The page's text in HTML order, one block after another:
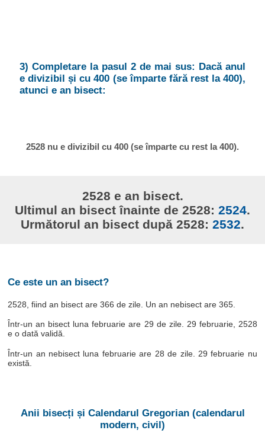
3) Completare la pasul 2 de mai sus: Dacă anul
e divizibil și cu 400 (se împarte fără rest la 400),
atunci e an bisect:
2528 nu e divizibil cu 400 (se împarte cu rest la 400).
2528 e an bisect.
Ultimul an bisect înainte de 2528: 2524.
Următorul an bisect după 2528: 2532.
Ce este un an bisect?
2528, fiind an bisect are 366 de zile. Un an nebisect are 365.
Într-un an bisect luna februarie are 29 de zile. 29 februarie, 2528
e o dată validă.
Într-un an nebisect luna februarie are 28 de zile. 29 februarie nu
există.
Anii bisecți și Calendarul Gregorian (calendarul
modern, civil)